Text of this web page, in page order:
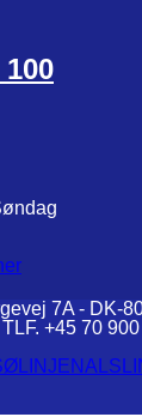
100
7A - DK-
+45 70